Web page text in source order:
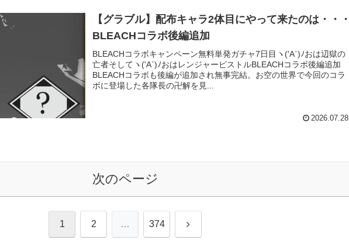
【グラブル】配布キャラ2体目にやって来たのは・・・
BLEACHコラボ後編追加
BLEACHコラボキャンペーン無料単発ガチャ7日目ヽ('A`)ﾉおは辺獄の
亡者そしてヽ('A`)ﾉおはレンジャーピストルBLEACHコラボ後編追加
BLEACHコラボも後編が追加され無事完結。お空の世界で今回のコラ
ボに登場した各隊長の卍解を見...
2026.07.28
次のページ
1 2 … 374 次